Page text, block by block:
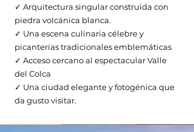
✓ Arquitectura singular construida con
piedra volcánica blanca.
✓ Una escena culinaria célebre y
picanterías tradicionales emblemáticas
✓ Acceso cercano al espectacular Valle
del Colca
✓ Una ciudad elegante y fotogénica que
da gusto visitar.